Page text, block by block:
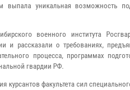
выпала уникальная возможность
военного института
и рассказали о требованиях,
процесса, программах
гвардии РФ.
курсантов факультета сил